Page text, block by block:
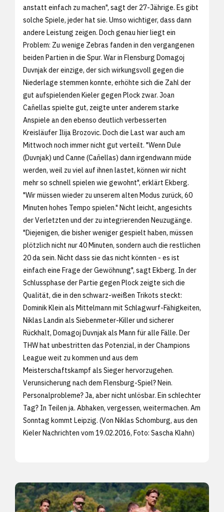
anstatt einfach zu machen", sagt der 27-Jährige. Es gibt
solche Spiele, jeder hat sie. Umso wichtiger, dass dann
andere Leistung zeigen. Doch genau hier liegt ein
Problem: Zu wenige Zebras fanden in den vergangenen
beiden Partien in die Spur. War in Flensburg Domagoj
Duvnjak der einzige, der sich wirkungsvoll gegen die
Niederlage stemmen konnte, erhöhte sich die Zahl der
gut aufspielenden Kieler gegen Plock zwar. Joan
Cañellas spielte gut, zeigte unter anderem starke
Anspiele an den ebenso deutlich verbesserten
Kreisläufer Ilija Brozovic. Doch die Last war auch am
Mittwoch noch immer nicht gut verteilt. "Wenn Dule
(Duvnjak) und Canne (Cañellas) dann irgendwann müde
werden, weil zu viel auf ihnen lastet, können wir nicht
mehr so schnell spielen wie gewohnt", erklärt Ekberg.
"Wir müssen wieder zu unserem alten Modus zurück, 60
Minuten hohes Tempo spielen." Nicht leicht, angesichts
der Verletzten und der zu integrierenden Neuzugänge.
"Diejenigen, die bisher weniger gespielt haben, müssen
plötzlich nicht nur 40 Minuten, sondern auch die restlichen
20 da sein. Nicht dass sie das nicht könnten - es ist
einfach eine Frage der Gewöhnung", sagt Ekberg. In der
Schlussphase der Partie gegen Plock zeigte sich die
Qualität, die in den schwarz-weißen Trikots steckt:
Dominik Klein als Mittelmann mit Schlagwurf-Fähigkeiten,
Niklas Landin als Siebenmeter-Killer und sicherer
Rückhalt, Domagoj Duvnjak als Mann für alle Fälle. Der
THW hat unbestritten das Potenzial, in der Champions
League weit zu kommen und aus dem
Meisterschaftskampf als Sieger hervorzugehen.
Verunsicherung nach dem Flensburg-Spiel? Nein.
Personalprobleme? Ja, aber nicht unlösbar. Ein schlechter
Tag? In Teilen ja. Abhaken, vergessen, weitermachen. Am
Sonntag kommt Leipzig. (Von Niklas Schomburg, aus den
Kieler Nachrichten vom 19.02.2016, Foto: Sascha Klahn)